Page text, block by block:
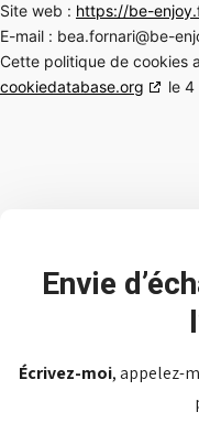
Site web : https://be-
E-mail : bea.fornari@be-
Cette politique de cookies
cookiedatabase.org
le 4
Envie
Écrivez-moi, appelez-